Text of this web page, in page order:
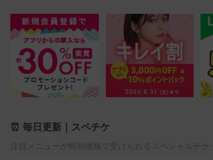
⏰ 毎日更新｜スペチケ
注目メニューが特別価格で受けられるスペシャルチケ